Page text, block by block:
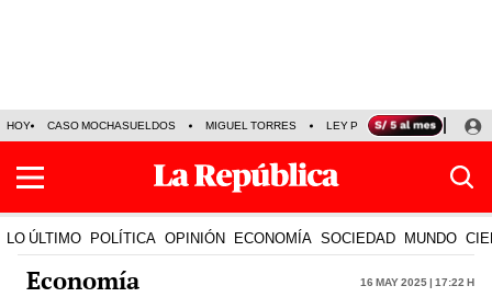
HOY CASO MOCHASUELDOS MIGUEL TORRES LEY PULPÍN PRECIO DEL
LO ÚLTIMO POLÍTICA OPINIÓN ECONOMÍA SOCIEDAD MUNDO
Economía 16 May 2025 | 17:22 h